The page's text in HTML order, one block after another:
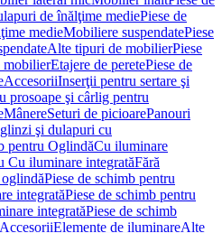
de înălţime mediePiese de
medieMobiliere suspendatePiese
Alte tipuri de mobilierPiese
mobilierEtajere de peretePiese de
AccesoriiInserţii pentru sertare şi
prosoape şi cârlig pentru
MânereSeturi de picioarePanouri
şi dulapuri cu
pentru OglindăCu iluminare
Cu iluminare integratăFără
Piese de schimb pentru
integratăPiese de schimb pentru
integratăPiese de schimb
AccesoriiElemente de iluminareAlte